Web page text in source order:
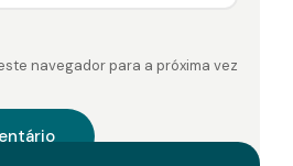
navegador para a próxima vez